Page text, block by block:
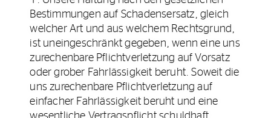
Bestimmungen auf Schadensersatz, gleich
welcher Art und aus welchem Rechtsgrund,
ist uneingeschränkt gegeben, wenn eine uns
zurechenbare Pflichtverletzung auf Vorsatz
oder grober Fahrlässigkeit beruht. Soweit die
uns zurechenbare Pflichtverletzung auf
einfacher Fahrlässigkeit beruht und eine